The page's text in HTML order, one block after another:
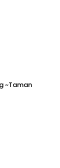
~Taman